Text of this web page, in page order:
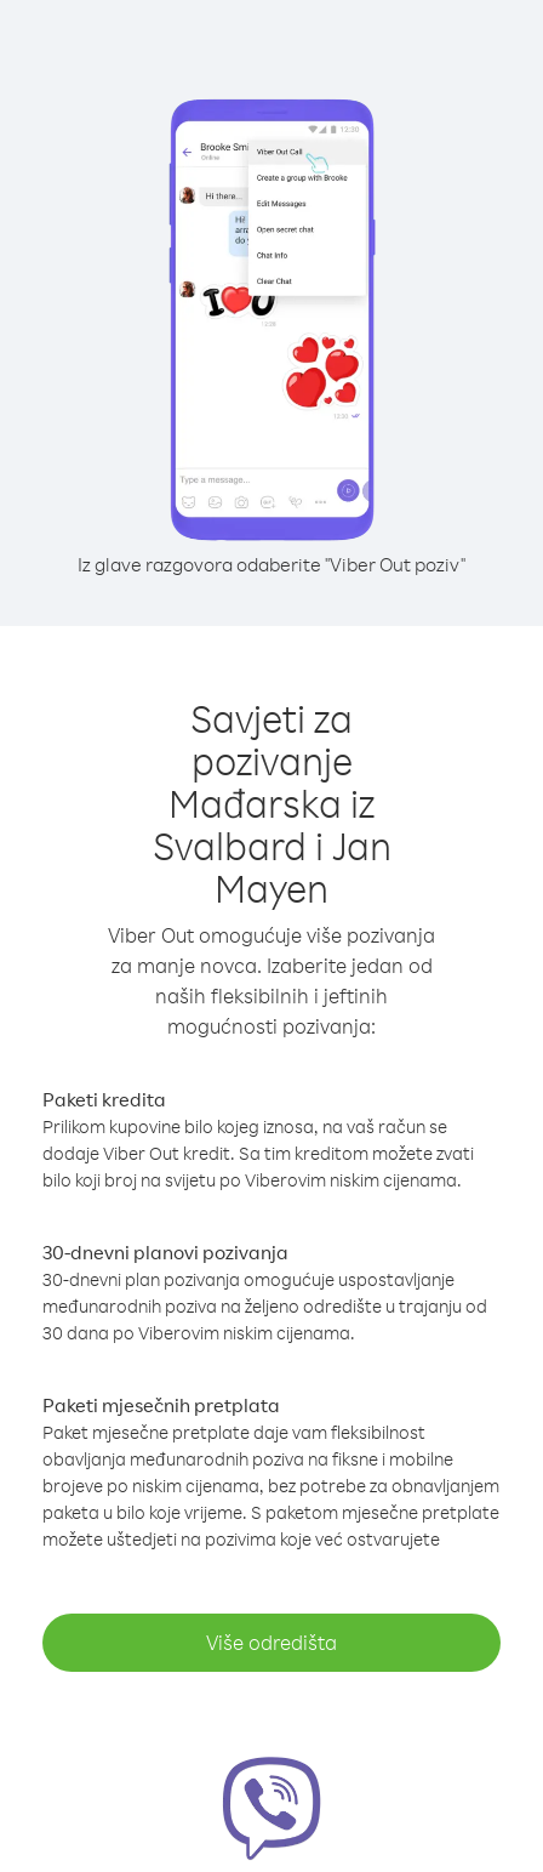
Iz glave razgovora odaberite "Viber Out poziv"
Savjeti za
pozivanje
Mađarska iz
Svalbard i Jan
Mayen
Viber Out omogućuje više pozivanja
za manje novca. Izaberite jedan od
naših fleksibilnih i jeftinih
mogućnosti pozivanja:
Paketi kredita
Prilikom kupovine bilo kojeg iznosa, na vaš račun se
dodaje Viber Out kredit. Sa tim kreditom možete zvati
bilo koji broj na svijetu po Viberovim niskim cijenama.
30-dnevni planovi pozivanja
30-dnevni plan pozivanja omogućuje uspostavljanje
međunarodnih poziva na željeno odredište u trajanju od
30 dana po Viberovim niskim cijenama.
Paketi mjesečnih pretplata
Paket mjesečne pretplate daje vam fleksibilnost
obavljanja međunarodnih poziva na fiksne i mobilne
brojeve po niskim cijenama, bez potrebe za obnavljanjem
paketa u bilo koje vrijeme. S paketom mjesečne pretplate
možete uštedjeti na pozivima koje već ostvarujete
Više odredišta